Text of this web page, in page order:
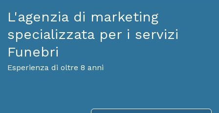
L'agenzia di marketing
specializzata per i servizi
Funebri
Esperienza di oltre 8 anni